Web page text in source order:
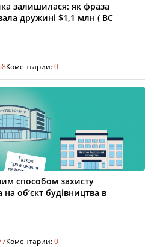
залишилася: як фраза
дружині $1,1 млн ( ВС
Коментарии:0
способом захисту
об’єкт будівництва в
Коментарии:0